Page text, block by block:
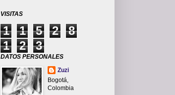
VISITAS
1 1 5 2
8
1
2 3
DATOS PERSONALES
Zuzi
Bogotá,
Colombia